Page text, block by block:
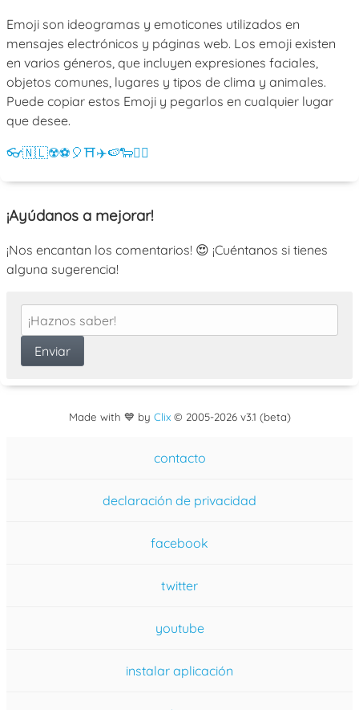
Emoji son ideogramas y emoticones utilizados en
mensajes electrónicos y páginas web. Los emoji existen
en varios géneros, que incluyen expresiones faciales,
objetos comunes, lugares y tipos de clima y animales.
Puede copiar estos Emoji y pegarlos en cualquier lugar
que desee.
👓🇳🇱☢️⚽ 🎈⛩️✈️🍉🐑💁‍♀️
¡Ayúdanos a mejorar!
¡Nos encantan los comentarios! 😍 ¡Cuéntanos si tienes
alguna sugerencia!
Made with 💙 by Clix© 2005-2026 v3.1 (beta)
contacto
declaración de privacidad
facebook
twitter
youtube
instalar aplicación